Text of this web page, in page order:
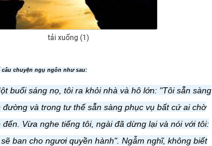
tải xuống (1)
chuyện ngụ ngôn như sau:
buổi sáng nọ, tôi ra khỏi nhà và hô lớn: "Tôi sẵn sàng
và trong tư thế sẵn sàng phục vụ bất cứ ai chờ
Vừa nghe tiếng tôi, ngài đã dừng lại và nói với tôi:
ban cho ngươi quyền hành". Ngẫm nghĩ, không biết